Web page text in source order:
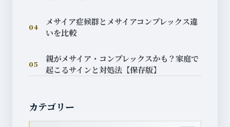
04
メサイア症候群とメサイアコンプレックス違
いを比較
05
親がメサイア・コンプレックスかも？家庭で
起こるサインと対処法【保存版】
カテゴリー